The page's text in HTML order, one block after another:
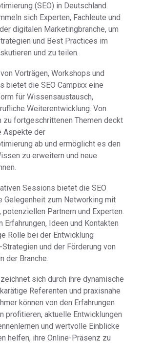
(SEO) in Deutschland.
sich Experten, Fachleute und
digitalen Marketingbranche, um
und Best Practices im
und zu teilen.
Vorträgen, Workshops und
bietet die SEO Campixx eine
für Wissensaustausch,
Weiterentwicklung. Von
zu fortgeschrittenen Themen deckt
Aspekte der
ab und ermöglicht es den
zu erweitern und neue
Sessions bietet die SEO
Gelegenheit zum Networking mit
potenziellen Partnern und Experten.
Erfahrungen, Ideen und Kontakten
Rolle bei der Entwicklung
und der Förderung von
der Branche.
sich durch ihre dynamische
Referenten und praxisnahe
können von den Erfahrungen
profitieren, aktuelle Entwicklungen
und wertvolle Einblicke
helfen, ihre Online-Präsenz zu